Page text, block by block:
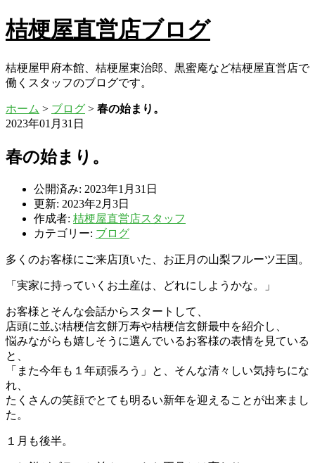
桔梗屋直営店ブログ
桔梗屋甲府本館、桔梗屋東治郎、黒蜜庵など桔梗屋直営店で
働くスタッフのブログです。
ホーム > ブログ > 春の始まり。
2023年01月31日
春の始まり。
公開済み: 2023年1月31日
更新: 2023年2月3日
作成者: 桔梗屋直営店スタッフ
カテゴリー: ブログ
多くのお客様にご来店頂いた、お正月の山梨フルーツ王国。
「実家に持っていくお土産は、どれにしようかな。」
お客様とそんな会話からスタートして、
店頭に並ぶ桔梗信玄餅万寿や桔梗信玄餅最中を紹介し、
悩みながらも嬉しそうに選んでいるお客様の表情を見ている
と、
「また今年も１年頑張ろう」と、そんな清々しい気持ちにな
れ、
たくさんの笑顔でとても明るい新年を迎えることが出来まし
た。
１月も後半。